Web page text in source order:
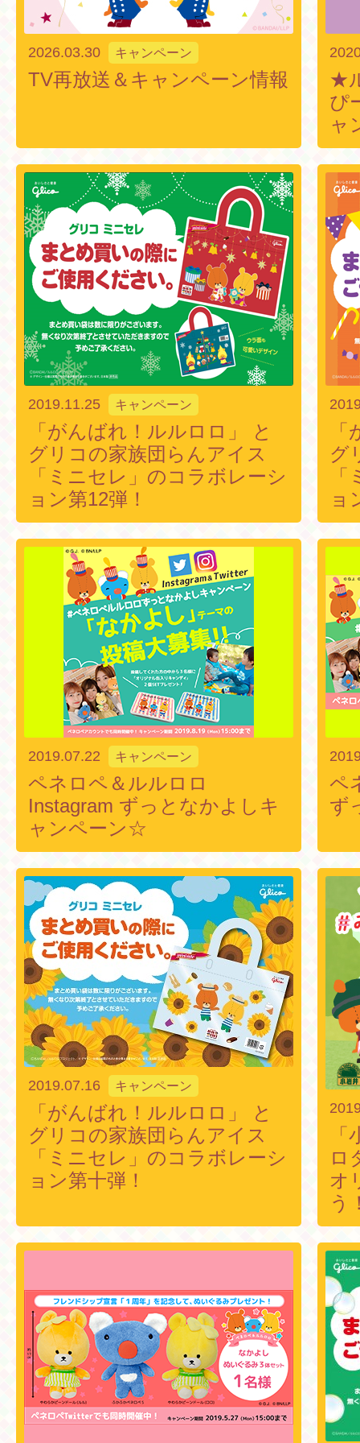
2026.03.30 キャンペーン
TV再放送＆キャンペーン情報
★
ぴ
ャ
2019.11.25 キャンペーン
「がんばれ！ルルロロ」 と
グリコの家族団らんアイス
「ミニセレ」のコラボレーシ
ョン第12弾！
グ
ョ
2019.07.22 キャンペーン
ペネロペ＆ルルロロ
Instagram ずっとなかよしキ
ャンペーン☆
ペ
ず
2019.07.16 キャンペーン
「がんばれ！ルルロロ」 と
グリコの家族団らんアイス
「ミニセレ」のコラボレーシ
ョン第十弾！
ロ
オ
う